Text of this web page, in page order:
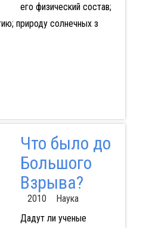
его физический состав;
природу солнечных з
Что было до
Большого
Взрыва?
2010 Наука
Дадут ли ученые